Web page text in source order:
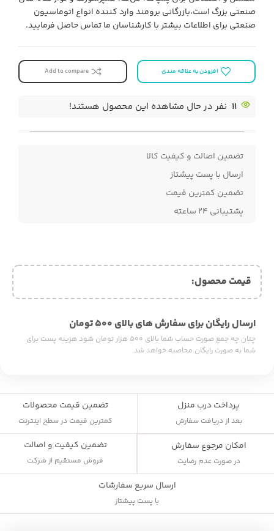
صنعتی بزرگ است،بازرگانی برومند وارد کننده انواع اتوماسیون
صنعتی برای اطلاعات بیشتر با کارشناسان ما تماس حاصل فرمایید.
افزودن به علاقه مندی Add to compare
11 نفر در حال مشاهده این محصول هستند!
تضمین اصالت و کیفیت کالا
ارسال با پست پیشتاز
تضمین کمترین قیمت
پشتیبانی ۲۴ ساعته
قیمت محصول:​
ارسال رایگان برای سفارش های بالای ۵۰۰ تومان
چنان چه جمع صورت حساب شما بالای ۵۰۰ هزار تومان شود هزینه پست برای
شما به صورت رایگان محاصبه خواهد شد.
پرداخت درب منزل
بعد از دریافت سفارش
تضمین قیمت محصولات
کمترین قیمت در سطح اینترنت
امکان مرجوع سفارش
در صورت عدم رضایت
تضمین کیفیت و اصالت
فروش مستقیم از شرکت
ارسال سریع سفارشات
با پست پیشتاز